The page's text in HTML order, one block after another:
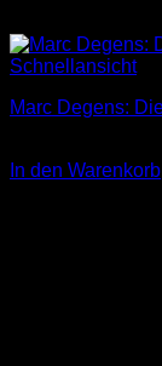
Schnellansicht
Marc Degens:
In den Warenkorb